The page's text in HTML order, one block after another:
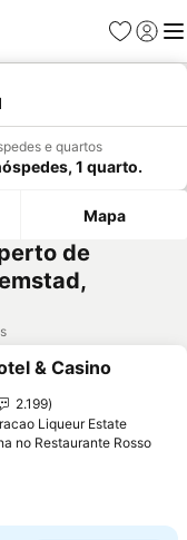
Favoritos
Iniciar
e quartos
1 quarto.
Mapa
de
aos favoritos
& Casino
2.199
Liqueur Estate
no Restaurante RossoVer